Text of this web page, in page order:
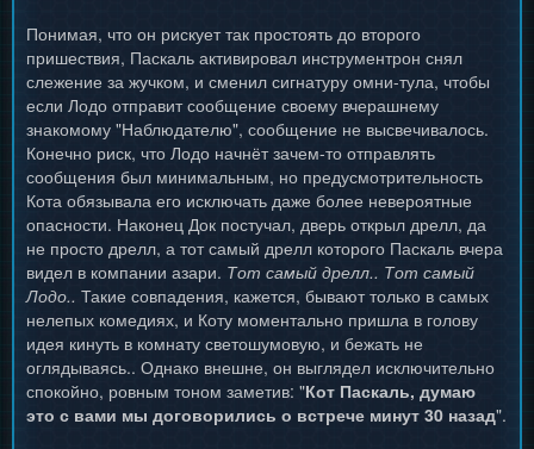
Понимая, что он рискует так простоять до второго
пришествия, Паскаль активировал инструментрон снял
слежение за жучком, и сменил сигнатуру омни-тула, чтобы
если Лодо отправит сообщение своему вчерашнему
знакомому "Наблюдателю", сообщение не высвечивалось.
Конечно риск, что Лодо начнёт зачем-то отправлять
сообщения был минимальным, но предусмотрительность
Кота обязывала его исключать даже более невероятные
опасности. Наконец Док постучал, дверь открыл дрелл, да
не просто дрелл, а тот самый дрелл которого Паскаль вчера
видел в компании азари. Тот самый дрелл.. Тот самый
Лодо.. Такие совпадения, кажется, бывают только в самых
нелепых комедиях, и Коту моментально пришла в голову
идея кинуть в комнату светошумовую, и бежать не
оглядываясь.. Однако внешне, он выглядел исключительно
спокойно, ровным тоном заметив: "Кот Паскаль, думаю
это с вами мы договорились о встрече минут 30 назад".